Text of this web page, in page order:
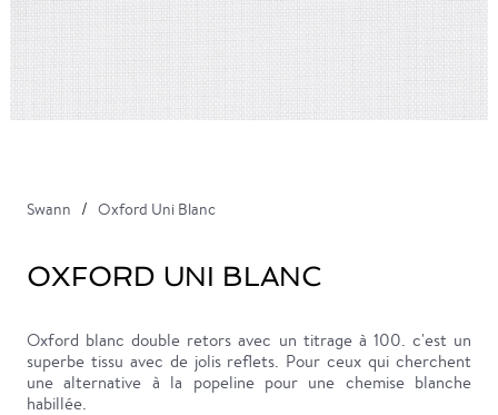
Swann Oxford Uni Blanc
OXFORD UNI BLANC
Oxford blanc double retors avec un titrage à 100. c'est un
superbe tissu avec de jolis reflets. Pour ceux qui cherchent
une alternative à la popeline pour une chemise blanche
habillée.